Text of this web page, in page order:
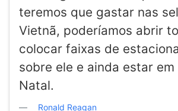
teremos que gastar nas
Vietnã, poderíamos abrir
colocar faixas de
sobre ele e ainda estar
Natal.
Ronald Reagan